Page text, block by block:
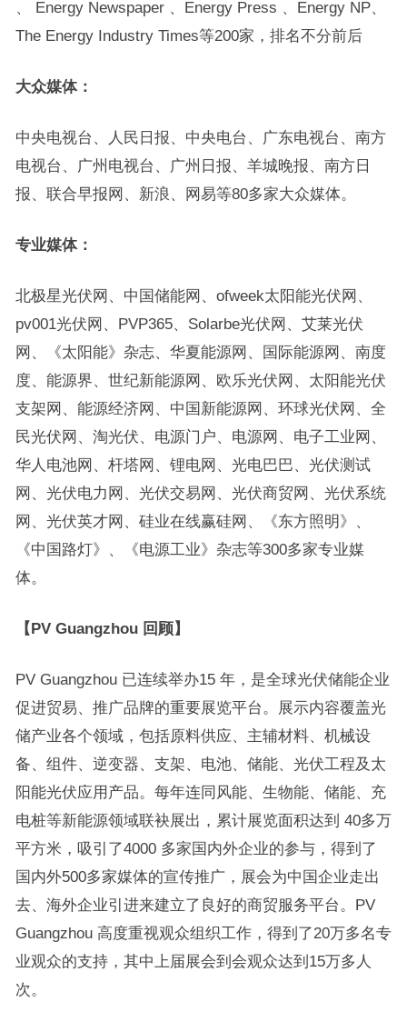
、 Energy Newspaper 、Energy Press 、Energy NP、
The Energy Industry Times等200家，排名不分前后
大众媒体：
中央电视台、人民日报、中央电台、广东电视台、南方
电视台、广州电视台、广州日报、羊城晚报、南方日
报、联合早报网、新浪、网易等80多家大众媒体。
专业媒体：
北极星光伏网、中国储能网、ofweek太阳能光伏网、
pv001光伏网、PVP365、Solarbe光伏网、艾莱光伏
网、《太阳能》杂志、华夏能源网、国际能源网、南度
度、能源界、世纪新能源网、欧乐光伏网、太阳能光伏
支架网、能源经济网、中国新能源网、环球光伏网、全
民光伏网、淘光伏、电源门户、电源网、电子工业网、
华人电池网、杆塔网、锂电网、光电巴巴、光伏测试
网、光伏电力网、光伏交易网、光伏商贸网、光伏系统
网、光伏英才网、硅业在线赢硅网、《东方照明》、
《中国路灯》、《电源工业》杂志等300多家专业媒
体。
【PV Guangzhou 回顾】
PV Guangzhou 已连续举办15 年，是全球光伏储能企业
促进贸易、推广品牌的重要展览平台。展示内容覆盖光
储产业各个领域，包括原料供应、主辅材料、机械设
备、组件、逆变器、支架、电池、储能、光伏工程及太
阳能光伏应用产品。每年连同风能、生物能、储能、充
电桩等新能源领域联袂展出，累计展览面积达到 40多万
平方米，吸引了4000 多家国内外企业的参与，得到了
国内外500多家媒体的宣传推广，展会为中国企业走出
去、海外企业引进来建立了良好的商贸服务平台。PV
Guangzhou 高度重视观众组织工作，得到了20万多名专
业观众的支持，其中上届展会到会观众达到15万多人
次。